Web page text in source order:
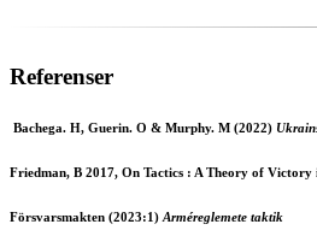
Referenser
Bachega. H, Guerin. O & Murphy. M (2022)
Friedman, B 2017, On Tactics : A Theory of
Försvarsmakten (2023:1) Arméreglemete taktik